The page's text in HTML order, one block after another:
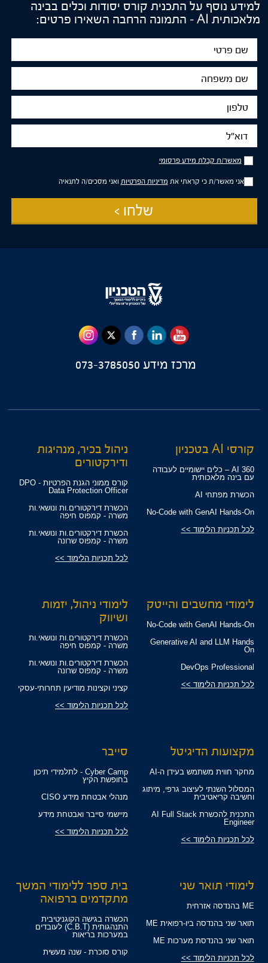
למידע נוסף על התכנית קורס יסודות וכלים בבינה
מלאכותית AI – התמונה הרחבה השאירו פרטים:
פרטי
משפחה
מאשר/ת
קבלת
מידע
פרסומי
מאשר/ת קבלת מידע פרסומי
אני מאשר/ת כי קראתי את מדיניות הפרטיות ואני מסכים/ה לתנאיה
שלחו >
מרכז מידע
קורסי AI בטכניון
360 AI – כלים יישומיים לעבודה
עם בינה מלאכותית
הכשרת מפתחי AI
No-Code with GenAI Hands-On
לכל תכניות הלימוד >>
ניהול בכיר, מנהיגות
ודירקטורים
קורס ממוני הגנת הפרטיות - DPO
Data Protection Officer
הכשרת דירקטורים.ות ונושאי.ות
משרה - קמפוס חיפה
הכשרת דירקטורים.ות ונושאי.ות
משרה - קמפוס שרונה
לכל תכניות הלימוד >>
לימודי מחשבים והייטק
No-Code with GenAI Hands-On
Generative AI and LLM Hands
On
DevOps Professional
לכל תכניות הלימוד >>
לימודי ניהול, יזמות
ושיווק
הכשרת דירקטורים.ות ונושאי.ות
משרה - קמפוס חיפה
הכשרת דירקטורים.ות ונושאי.ות
משרה - קמפוס שרונה
קציני וקצינות מודיעין תחרותי-עסקי
לכל תכניות הלימוד >>
מקצועות הדיגיטל
מחקר חווית משתמש בעידן ה-AI
המסלול השנתי לעיצוב גרפי, מיתוג
וחשיבה קריאטיבית
התכנית להכשרת AI Full Stack
Engineer
לכל תכניות הלימוד >>
סייבר
Cyber Camp - לתלמידי תיכון
בחופשת הקיץ
מנהלי אבטחת מידע CISO
מיישמי סייבר ואבטחת מידע
לכל תכניות הלימוד >>
לימודי תואר שני
ME בהנדסה אזרחית
תואר שני בהנדסה ביו-רפואית ME
תואר שני בהנדסת מערכות ME
לכל תכניות הלימוד >>
בית ספר ללימודי המשך
מתקדמים ברפואה
הכשרה בגישה הקוגניטיבית
התנהגותית (C.B.T) לעובדים
במערכות בריאות
קורס סוכרת - שנה מעשית